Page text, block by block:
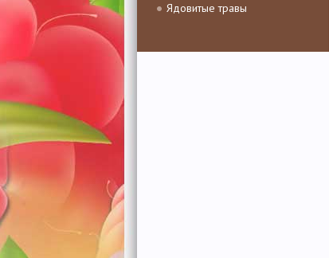
Ядовитые травы